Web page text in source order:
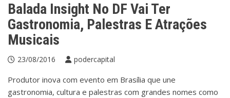
Balada Insight No DF Vai Ter
Gastronomia, Palestras E Atrações
Musicais
23/08/2016 podercapital
Produtor inova com evento em Brasília que une
gastronomia, cultura e palestras com grandes nomes como